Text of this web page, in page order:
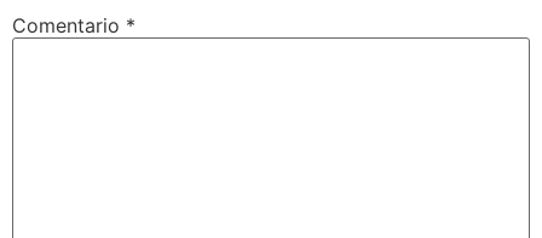
Comentario *